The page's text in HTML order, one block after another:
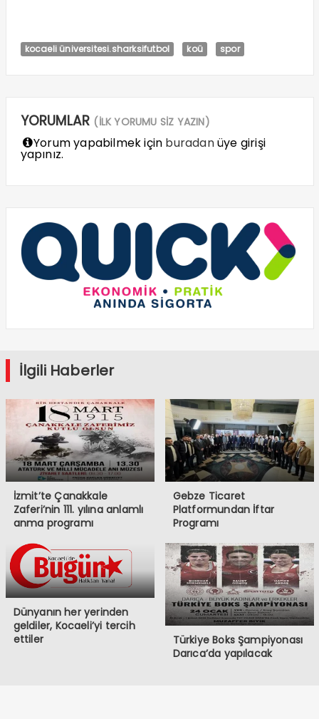
kocaeli üniversitesi.sharksifutbol koü spor
YORUMLAR (İLK YORUMU SİZ YAZIN)
Yorum yapabilmek için buradanüye girişi
yapınız.
İlgili Haberler
İzmit’te Çanakkale
Zaferi’nin 111. yılına anlamlı
anma programı
Gebze Ticaret
Platformundan İftar
Programı
Dünyanın her yerinden
geldiler, Kocaeli’yi tercih
ettiler
Türkiye Boks Şampiyonası
Darıca’da yapılacak